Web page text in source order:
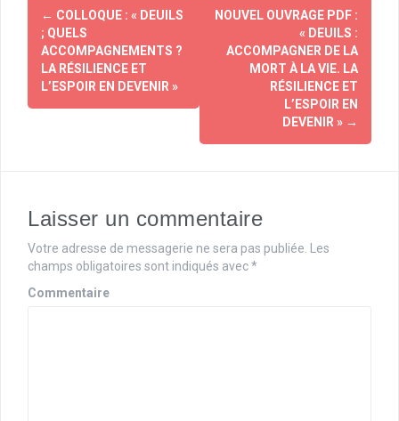
N
a
v
i
t
i
o
n
← COLLOQUE : « DEUILS
; QUELS
ACCOMPAGNEMENTS ?
LA RÉSILIENCE ET
L’ESPOIR EN DEVENIR »
NOUVEL OUVRAGE PDF :
« DEUILS :
ACCOMPAGNER DE LA
MORT À LA VIE. LA
RÉSILIENCE ET
L’ESPOIR EN
DEVENIR » →
Laisser un commentaire
Votre adresse de messagerie ne sera pas publiée.
Les
champs obligatoires sont indiqués avec*
Commentaire